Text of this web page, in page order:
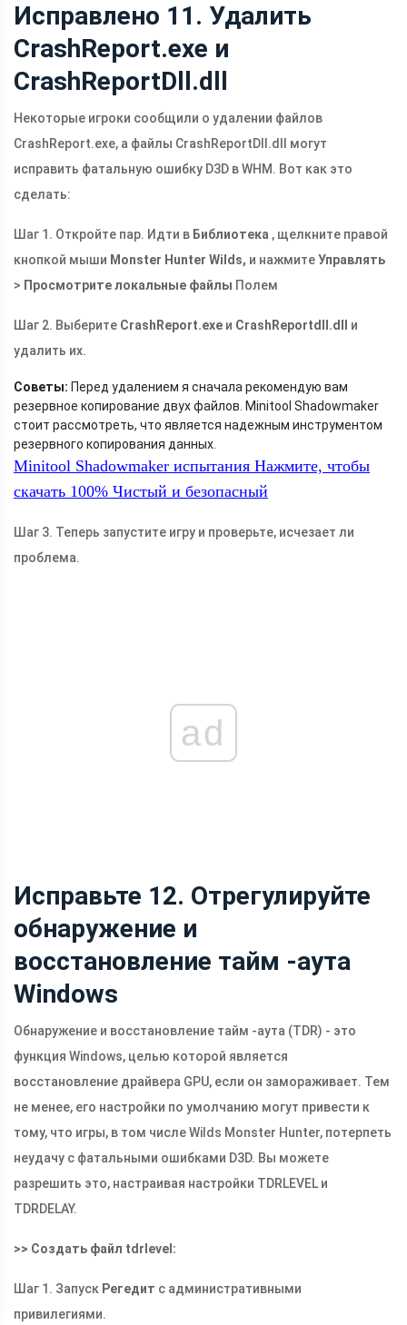
Исправлено 11. Удалить
CrashReport.exe и
CrashReportDll.dll
Некоторые игроки сообщили о удалении файлов
CrashReport.exe, а файлы CrashReportDll.dll
могут
исправить фатальную ошибку D3D в WHM. Вот как это
сделать:
Шаг 1. Откройте пар. Идти в Библиотека , щелкните правой
кнопкой мыши Monster Hunter Wilds, и нажмитеУправлять
> Просмотрите локальные файлы Полем
Шаг 2. Выберите CrashReport.exe и CrashReportdll.dll
и
удалить их.
Советы: Перед удалением я сначала рекомендую вам
резервное копирование двух файлов. Minitool Shadowmaker
стоит рассмотреть, что является надежным инструментом
резервного копирования данных.
Minitool Shadowmaker испытания Нажмите, чтобы
скачать 100% Чистый и безопасный
Шаг 3. Теперь запустите игру и проверьте, исчезает ли
проблема.
ad
Исправьте 12. Отрегулируйте
обнаружение и
восстановление тайм -аута
Windows
Обнаружение и восстановление тайм -аута (TDR) - это
функция Windows, целью которой является
восстановление драйвера GPU, если он замораживает. Тем
не менее, его настройки по умолчанию могут привести к
тому, что игры, в том числе Wilds Monster Hunter, потерпеть
неудачу с фатальными ошибками D3D. Вы можете
разрешить это, настраивая настройки TDRLEVEL и
TDRDELAY.
>> Создать файл tdrlevel:
Шаг 1. Запуск Регедит с административными
привилегиями.